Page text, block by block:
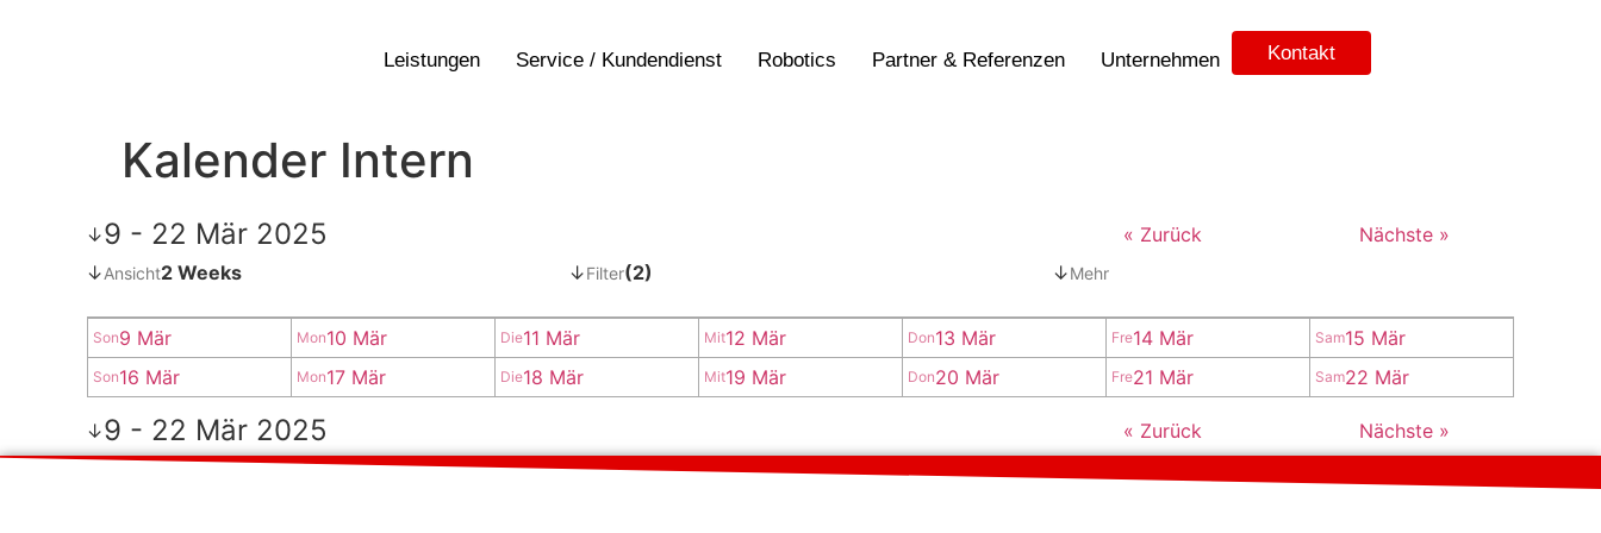
Leistungen Service / Kundendienst Robotics Partner & Referenzen Unternehmen Kontakt
Kalender Intern
↓9 - 22 Mär 2025 « Zurück
Nächste »
↓Ansicht2 Weeks ↓Filter(2) ↓Mehr
Son9 Mär Mon10 Mär Die11 Mär Mit12 Mär Don13 Mär Fre14 Mär Sam15 Mär
Son16 Mär Mon17 Mär Die18 Mär Mit19 Mär Don20 Mär Fre21 Mär Sam22 Mär
↓9 - 22 Mär 2025 « Zurück Nächste »